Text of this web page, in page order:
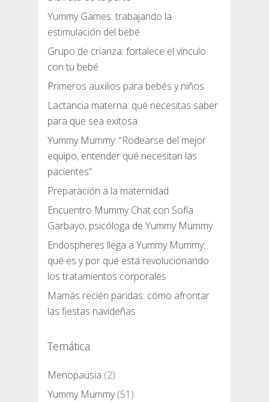
Yummy Games: trabajando la
estimulación del bebé
Grupo de crianza: fortalece el vínculo
con tu bebé
Primeros auxilios para bebés y niños
Lactancia materna: qué necesitas saber
para que sea exitosa
Yummy Mummy: “Rodearse del mejor
equipo, entender qué necesitan las
pacientes”
Preparación a la maternidad
Encuentro Mummy Chat con Sofía
Garbayo, psicóloga de Yummy Mummy
Endospheres llega a Yummy Mummy:
qué es y por qué está revolucionando
los tratamientos corporales
Mamás recién paridas: cómo afrontar
las fiestas navideñas
Temática
Menopausia (2)
Yummy Mummy(51)